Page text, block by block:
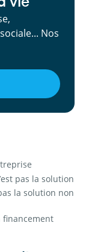
Nos
pas la solution
la solution non
financement